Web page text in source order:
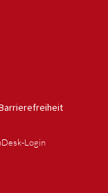
Login